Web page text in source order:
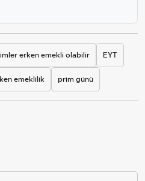
erken emekli olabilir EYT
emeklilik prim günü